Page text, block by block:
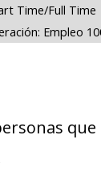
Time/Full
Empleo